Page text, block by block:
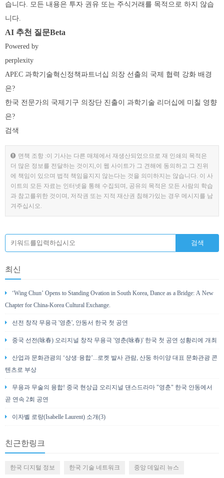
습니다. 모든 내용은 투자 권유 또는 주식거래를 목적으로 하지 않습
니다.
AI 추천 질문Beta
Powered by
perplexity
APEC 과학기술혁신정책파트너십 의장 선출의 국제 협력 강화 배경
은?
한국 전문가의 국제기구 의장단 진출이 과학기술 리더십에 미칠 영향
은?
검색
면책 조항 :이 기사는 다른 매체에서 재생산되었으므로 재 인쇄의 목적은
더 많은 정보를 전달하는 것이지,이 웹 사이트가 그 견해에 동의하고 그 진위
에 책임이 있으며 법적 책임을지지 않는다는 것을 의미하지는 않습니다. 이 사
이트의 모든 자료는 인터넷을 통해 수집되며, 공유의 목적은 모든 사람의 학습
과 참고를위한 것이며, 저작권 또는 지적 재산권 침해가있는 경우 메시지를 남
겨주십시오.
최신
‘Wing Chun’ Opens to Standing Ovation in South Korea, Dance as a Bridge: A New
Chapter for China-Korea Cultural Exchange.
선전 창작 무용극 '영춘', 안동서 한국 첫 공연
중국 선전(咏春) 오리지널 창작 무용극 '영춘(咏春)' 한국 첫 공연 성황리에 개최
산업과 문화관광의 ‘상생·융합’...로켓 발사 관람, 산둥 하이양 대표 문화관광 콘
텐츠로 부상
무용과 무술의 융합! 중국 현상급 오리지널 댄스드라마 "영춘" 한국 안동에서
곧 연속 2회 공연
이자벨 로랑(Isabelle Laurent) 소개(3)
친근한링크
한국 디지털 정보 한국 기술 네트워크 중앙 데일리 뉴스